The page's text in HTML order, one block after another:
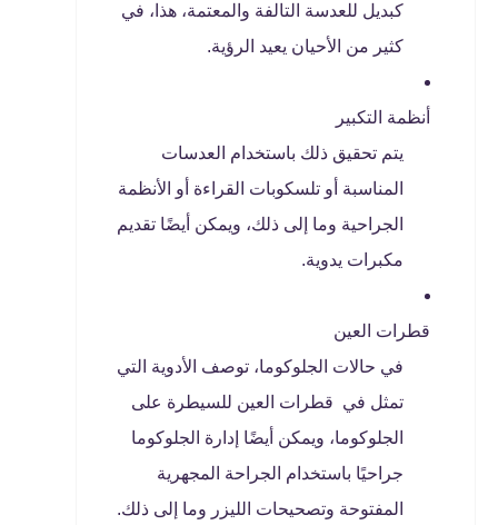
كبديل للعدسة التالفة والمعتمة، هذا، في
كثير من الأحيان يعيد الرؤية.
أنظمة التكبير
يتم تحقيق ذلك باستخدام العدسات
المناسبة أو تلسكوبات القراءة أو الأنظمة
الجراحية وما إلى ذلك، ويمكن أيضًا تقديم
مكبرات يدوية.
قطرات العين
في حالات الجلوكوما، توصف الأدوية التي
تمثل في قطرات العين للسيطرة على
الجلوكوما، ويمكن أيضًا إدارة الجلوكوما
جراحيًا باستخدام الجراحة المجهرية
المفتوحة وتصحيحات الليزر وما إلى ذلك.